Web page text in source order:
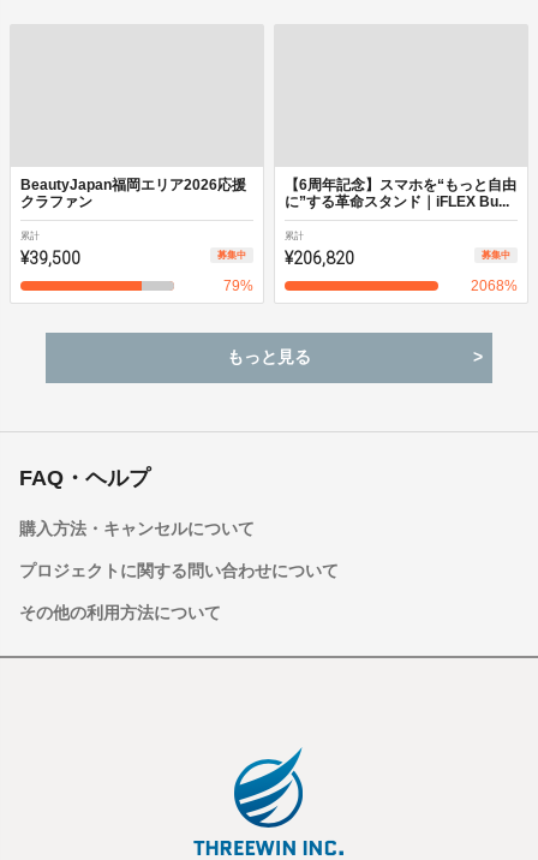
BeautyJapan福岡エリア2026応援
クラファン
累計
¥39,500 募集中
79%
【6周年記念】スマホを“もっと自由
に”する革命スタンド｜iFLEX Bu...
累計
¥206,820 募集中
2068%
もっと見る
FAQ・ヘルプ
購入方法・キャンセルについて
プロジェクトに関する問い合わせについて
その他の利用方法について